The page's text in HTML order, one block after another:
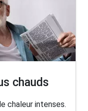
chauds
chaleur intenses.